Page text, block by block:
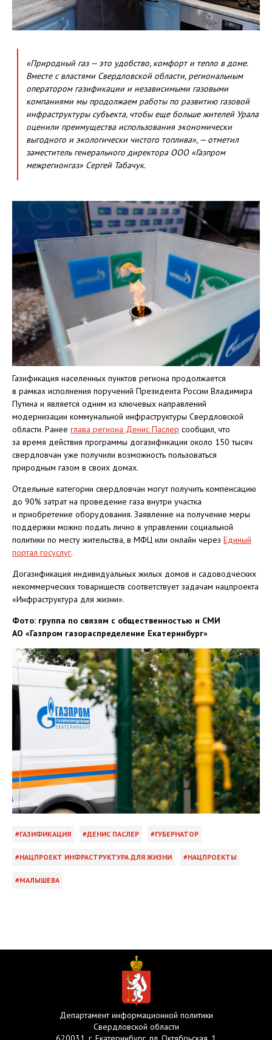
«Природный газ — это удобство, комфорт и тепло в доме.
Вместе с властями Свердловской области, региональным
оператором газификации и независимыми газовыми
компаниями мы продолжаем работы по развитию газовой
инфраструктуры субъекта, чтобы еще больше жителей Урала
оценили преимущества использования экономически
выгодного и экологически чистого топлива», — отметил
заместитель генерального директора ООО «Газпром
межрегионгаз» Сергей Табачук.
Газификация населенных пунктов региона продолжается
в рамках исполнения поручений Президента России Владимира
Путина и является одним из ключевых направлений
модернизации коммунальной инфраструктуры Свердловской
области. Ранее глава региона Денис Паслер сообщил, что
за время действия программы догазификации около 150 тысяч
свердловчан уже получили возможность пользоваться
природным газом в своих домах.
Отдельные категории свердловчан могут получить компенсацию
до 90% затрат на проведение газа внутри участка
и приобретение оборудования. Заявление на получение меры
поддержки можно подать лично в управлении социальной
политики по месту жительства, в МФЦ или онлайн через Единый
портал госуслуг.
Догазификация индивидуальных жилых домов и садоводческих
некоммерческих товариществ соответствует задачам нацпроекта
«Инфраструктура для жизни».
Фото: группа по связям с общественностью и СМИ
АО «Газпром газораспределение Екатеринбург»
ГАЗИФИКАЦИЯ ДЕНИС ПАСЛЕР ГУБЕРНАТОР
НАЦПРОЕКТ ИНФРАСТРУКТУРА ДЛЯ ЖИЗНИ НАЦПРОЕКТЫ
МАЛЫШЕВА
Департамент информационной политики
Свердловской области